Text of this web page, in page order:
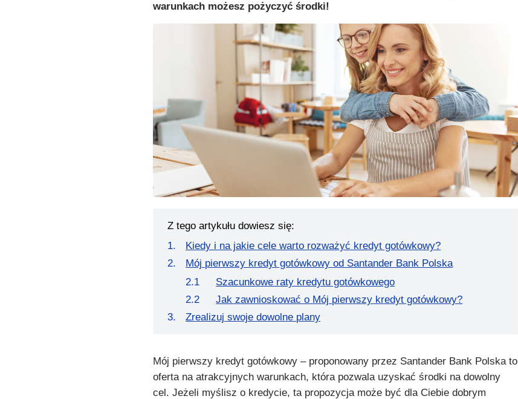
warunkach możesz pożyczyć środki!
Z tego artykułu dowiesz się:
Kiedy i na jakie cele warto rozważyć kredyt gotówkowy?
Mój pierwszy kredyt gotówkowy od Santander Bank Polska
Szacunkowe raty kredytu gotówkowego
Jak zawnioskować o Mój pierwszy kredyt gotówkowy?
Zrealizuj swoje dowolne plany
Mój pierwszy kredyt gotówkowy – proponowany przez Santander Bank Polska to
oferta na atrakcyjnych warunkach, która pozwala uzyskać środki na dowolny
cel. Jeżeli myślisz o kredycie, ta propozycja może być dla Ciebie dobrym